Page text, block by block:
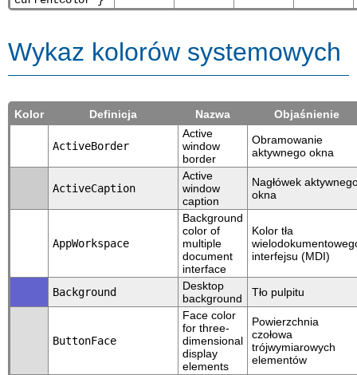
Wykaz kolorów systemowych
Kolor Definicja Nazwa Objaśnienie
ActiveBorder
Active
window
border
Obramowanie
aktywnego okna
ActiveCaption
Active
window
caption
Nagłówek
okna
AppWorkspace
Background
color of
multiple
document
interface
Kolor tła
interfejsu (MDI)
Background
Desktop
background
Tło pulpitu
ButtonFace
Face color
for three-
dimensional
display
elements
Powierzchnia
czołowa
trójwymiarowych
elementów